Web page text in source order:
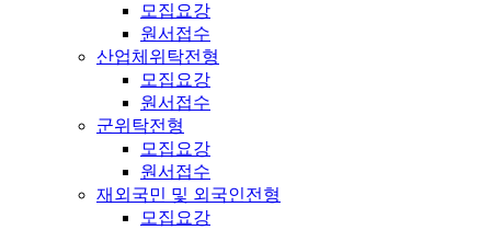
모집요강
원서접수
산업체위탁전형
모집요강
원서접수
군위탁전형
모집요강
원서접수
재외국민 및 외국인전형
모집요강